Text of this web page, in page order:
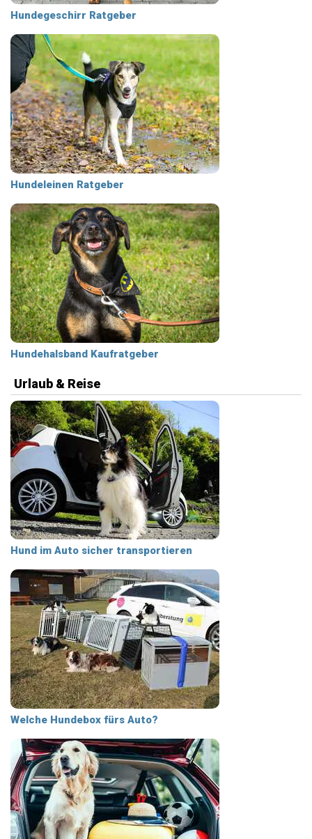
Hundegeschirr Ratgeber
Hundeleinen Ratgeber
Hundehalsband Kaufratgeber
Urlaub & Reise
Hund im Auto sicher transportieren
Welche Hundebox fürs Auto?